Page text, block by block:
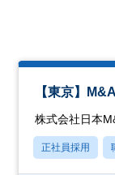
【東京】
株式会社日本
正社員採用